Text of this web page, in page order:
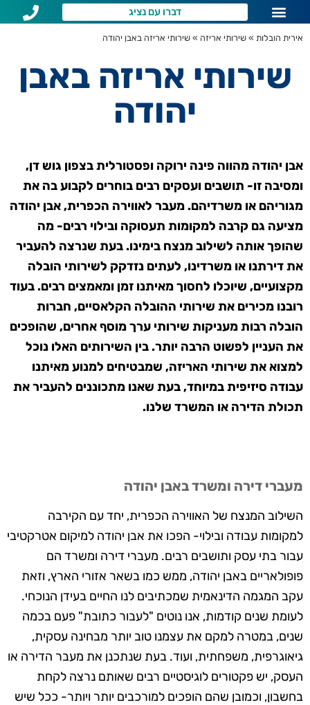
דברו עם נציג
אירית הובלות » שירותי אריזה » שירותי אריזה באבן יהודה
שירותי אריזה באבן
יהודה
אבן יהודה מהווה פינה ירוקה ופסטורלית בצפון גוש דן,
ומסיבה זו- תושבים ועסקים רבים בוחרים לקבוע בה את
מגוריהם או משרדיהם. מעבר לאווירה הכפרית, אבן יהודה
מציעה גם קרבה למקומות תעסוקה ובילוי רבים- מה
שהופך אותה לשילוב מנצח בימינו. בעת שנרצה להעביר
את דירתנו או משרדינו, לעתים נזדקק לשירותי הובלה
מקצועיים, שיוכלו לחסוך מאיתנו זמן ומאמצים רבים. בעוד
רובנו מכירים את שירותי ההובלה הקלאסיים, חברות
הובלה רבות מעניקות שירותי ערך מוסף אחרים, שהופכים
את העניין לפשוט הרבה יותר. בין השירותים האלו נוכל
למצוא את שירותי האריזה, שמבטיחים למנוע מאיתנו
עבודה סיזיפית במיוחד, בעת שאנו מתכוננים להעביר את
תכולת הדירה או המשרד שלנו.
מעברי דירה ומשרד באבן יהודה
השילוב המנצח של האווירה הכפרית, יחד עם הקירבה
למקומות עבודה ובילוי- הפכו את אבן יהודה למיקום אטרקטיבי
עבור בתי עסק ותושבים רבים. מעברי דירה ומשרד הם
פופולאריים באבן יהודה, ממש כמו בשאר אזורי הארץ, וזאת
עקב המגמה הדינאמית שמכתיבים לנו החיים בעידן הנוכחי.
לעומת שנים קודמות, אנו נוטים "לעבור כתובת" פעם בכמה
שנים, במטרה למקם את עצמנו טוב יותר מבחינה עסקית,
גיאוגרפית, משפחתית, ועוד. בעת שנתכנן את מעבר הדירה או
העסק, יש פקטורים לוגיסטיים רבים שאותם נרצה לקחת
בחשבון, וכמובן שהם הופכים למורכבים יותר ויותר- ככל שיש